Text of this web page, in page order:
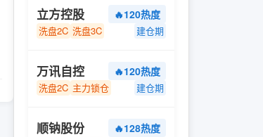
立方控股 🔥120热度
洗盘2C 洗盘3C 建仓期
万讯自控 🔥120热度
洗盘2C 主力锁仓 建仓期
顺钠股份 🔥128热度